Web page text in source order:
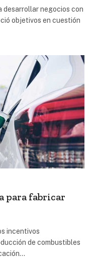
desarrollar negocios con
objetivos en cuestión
para fabricar
incentivos
de combustibles